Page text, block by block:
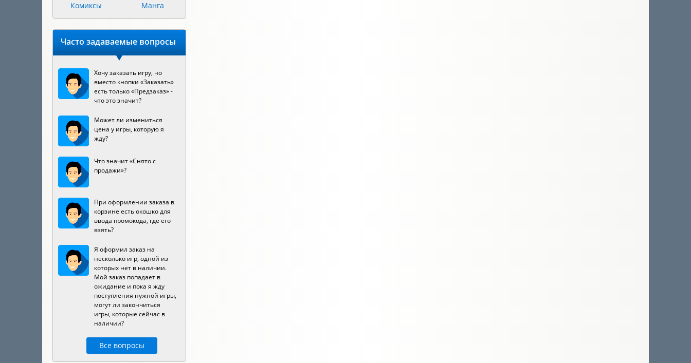
Комиксы Манга
Часто задаваемые вопросы
Хочу заказать игру, но
вместо кнопки «Заказать»
есть только «Предзаказ» -
что это значит?
Может ли измениться
цена у игры, которую я
жду?
Что значит «Снято с
продажи»?
При оформлении заказа в
корзине есть окошко для
ввода промокода, где его
взять?
Я оформил заказ на
несколько игр, одной из
которых нет в наличии.
Мой заказ попадает в
ожидание и пока я жду
поступления нужной игры,
могут ли закончиться
игры, которые сейчас в
наличии?
Все вопросы